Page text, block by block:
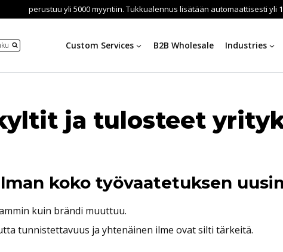
perustuu yli 5000 myyntiin. Tukkualennus lisätään automaattisesti yli
Custom Services B2B Wholesale Industries
ja tulosteet
koko työvaatetuksen
kuin brändi muuttuu.
tunnistettavuus ja yhtenäinen ilme ovat silti tärkeitä.